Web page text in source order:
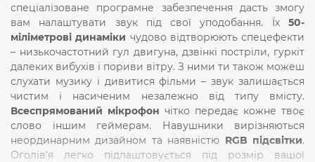
спеціалізоване програмне забезпечення дасть змогу
вам налаштувати звук під свої уподобання. Їх 50-
міліметрові динаміки чудово відтворюють спецефекти
– низькочастотний гул двигуна, дзвінкі постріли, гуркіт
далеких вибухів і пориви вітру. З ними ти також можеш
слухати музику і дивитися фільми – звук залишається
чистим і насиченим незалежно від типу вмісту.
Всеспрямований мікрофон чітко передає кожне твоє
слово іншим геймерам. Навушники вирізняються
неординарним дизайном та наявністю RGB підсвітки.
Оголів'я легко підлаштовується під розмір вашої